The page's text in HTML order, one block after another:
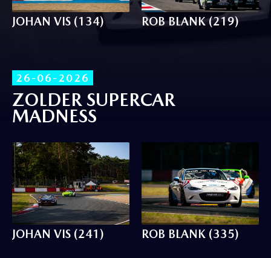
JOHAN VIS (134) ROB BLANK (219)
26-06-2026
ZOLDER SUPERCAR
MADNESS
JOHAN VIS (241) ROB BLANK (335)